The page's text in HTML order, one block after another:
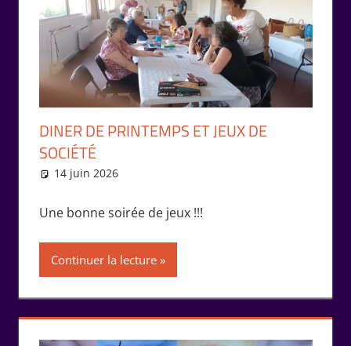
DINER DE PRINTEMPS ET JEUX DE
SOCIÉTÉ
14 juin 2026
Une bonne soirée de jeux !!!
Continuer la lecture